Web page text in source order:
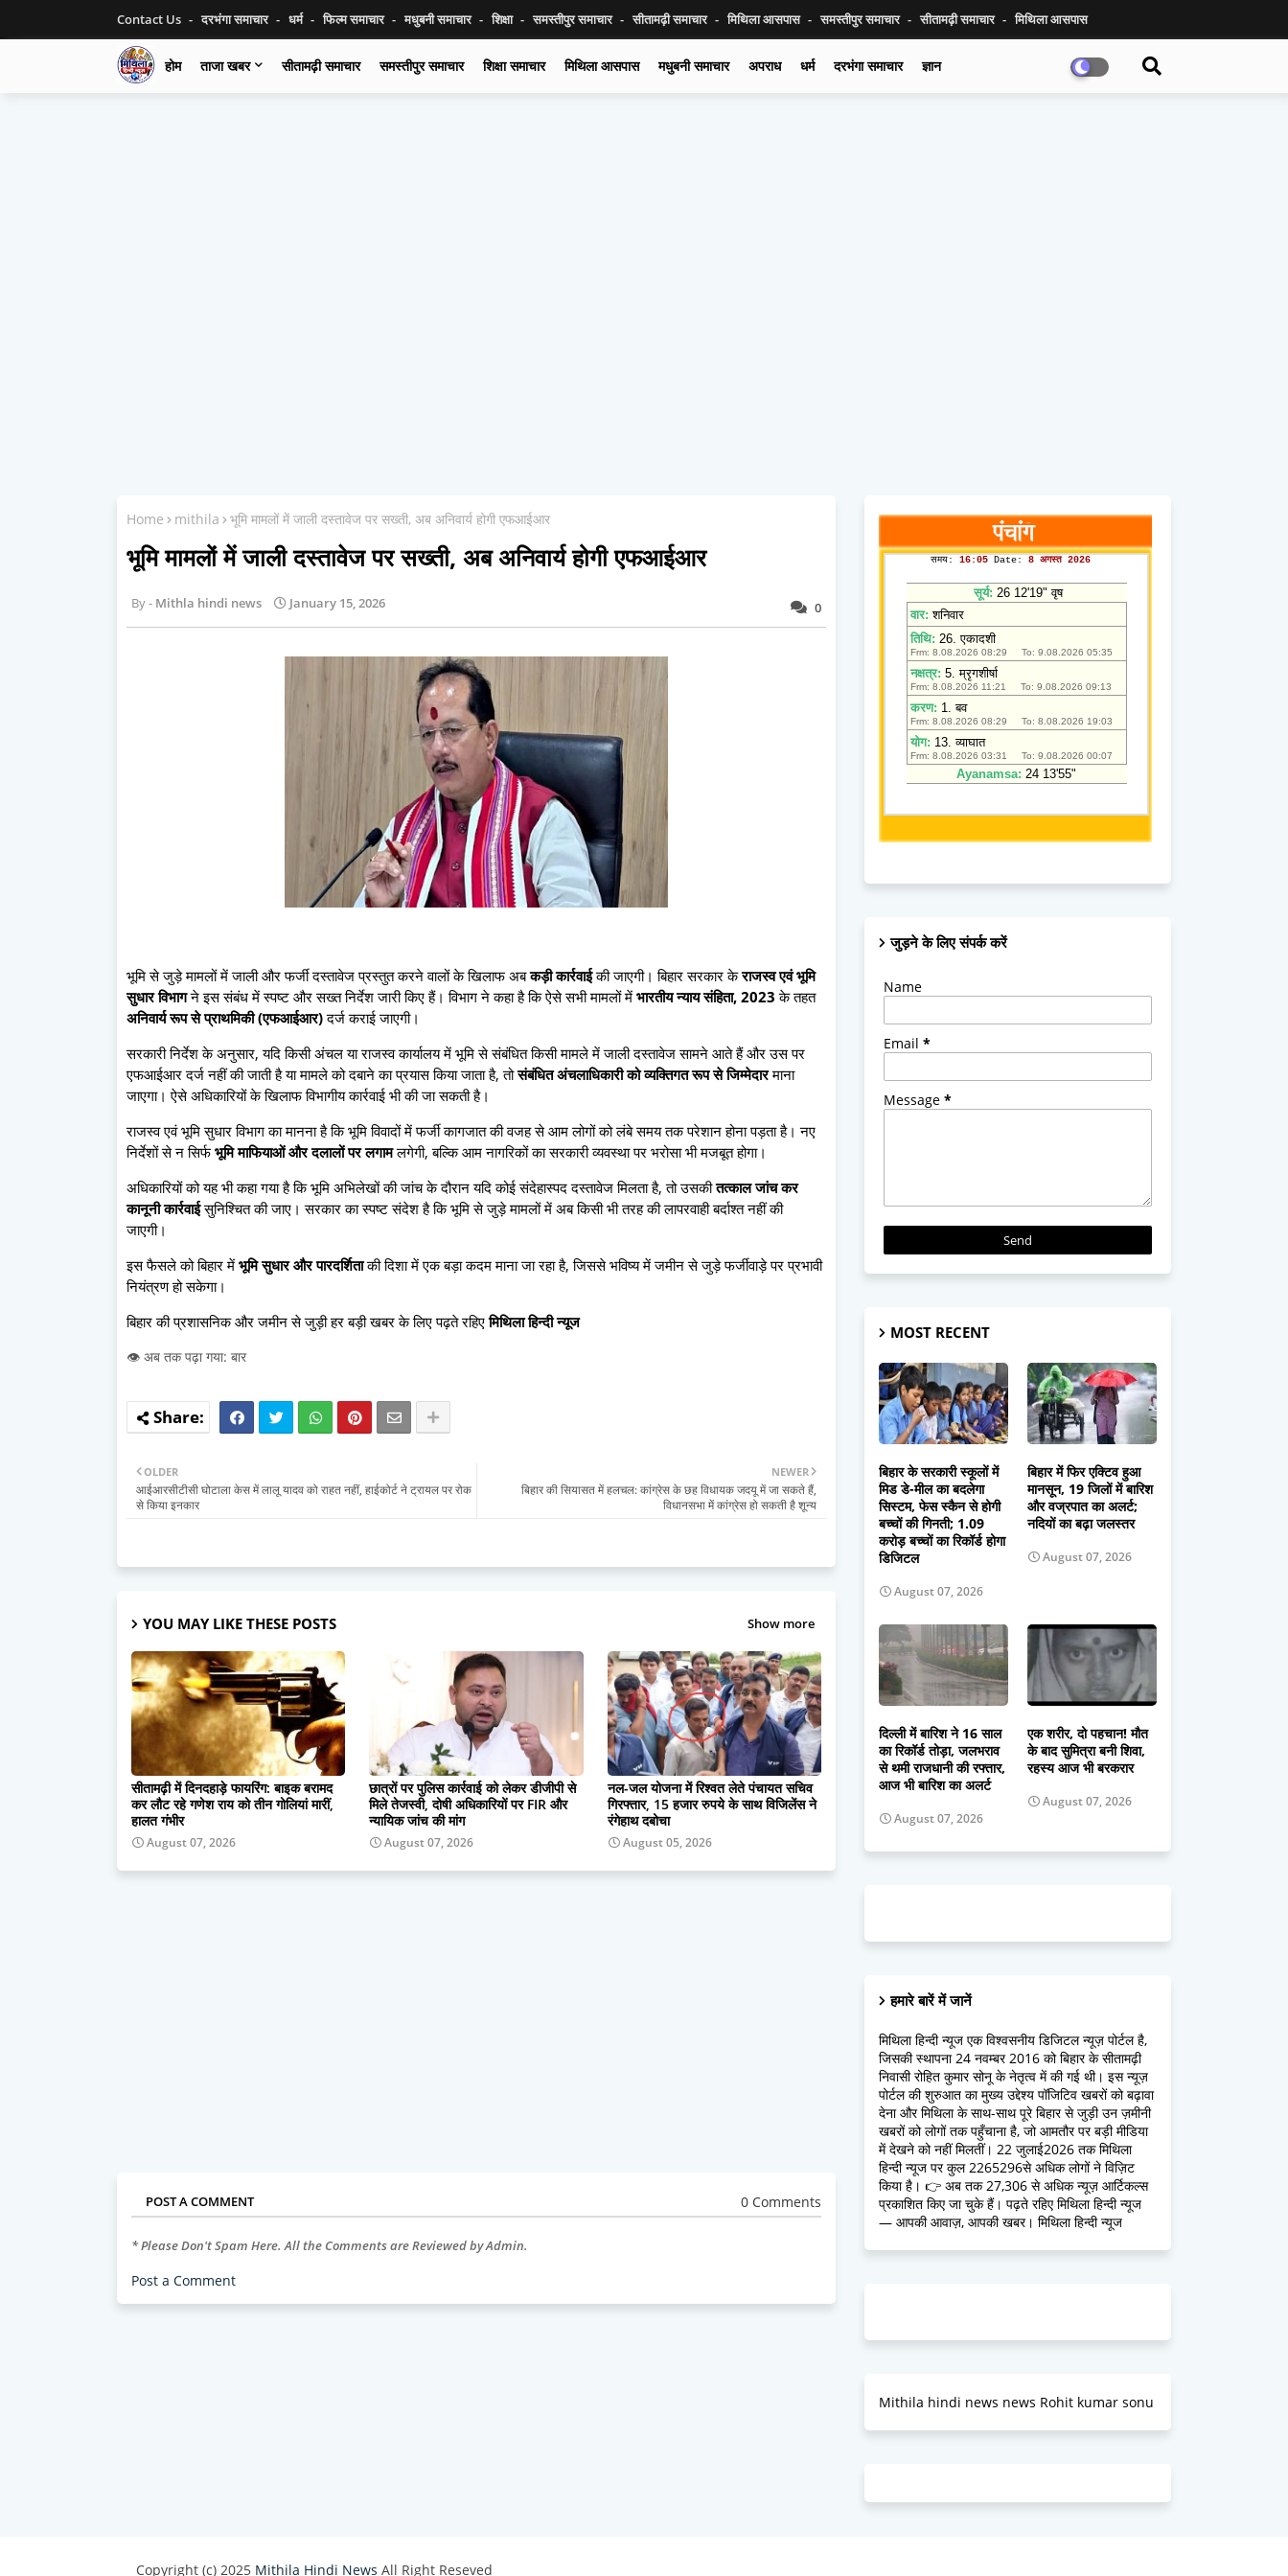
Contact Us दरभंगा समाचार धर्म फिल्म समाचार मधुबनी समाचार शिक्षा समस्तीपुर समाचार सीतामढ़ी समाचार मिथिला आसपास समस्तीपुर समाचार सीतामढ़ी समाचार मिथिला आसपास
होम ताजा खबर सीतामढ़ी समाचार समस्तीपुर समाचार शिक्षा समाचार मिथिला आसपास मधुबनी समाचार अपराध धर्म दरभंगा समाचार ज्ञान
Home mithila भूमि मामलों में जाली दस्तावेज पर सख्ती, अब अनिवार्य होगी एफआईआर
भूमि मामलों में जाली दस्तावेज पर सख्ती, अब अनिवार्य होगी एफआईआर
0
Mithla hindi news January 15, 2026
भूमि से जुड़े मामलों में जाली और फर्जी दस्तावेज प्रस्तुत करने वालों के खिलाफ अबकड़ी कार्रवाईकी जाएगी। बिहार सरकार केराजस्व एवं भूमि
सुधार विभागने इस संबंध में स्पष्ट और सख्त निर्देश जारी किए हैं। विभाग ने कहा है कि ऐसे सभी मामलों में भारतीय न्याय संहिता, 2023 के तहत
अनिवार्य रूप से प्राथमिकी (एफआईआर)दर्ज कराई जाएगी।
सरकारी निर्देश के अनुसार, यदि किसी अंचल या राजस्व कार्यालय में भूमि से संबंधित किसी मामले में जाली दस्तावेज सामने आते हैं और उस पर
एफआईआर दर्ज नहीं की जाती है या मामले को दबाने का प्रयास किया जाता है, तोसंबंधित अंचलाधिकारी को व्यक्तिगत रूप से जिम्मेदारमाना
जाएगा। ऐसे अधिकारियों के खिलाफ विभागीय कार्रवाई भी की जा सकती है।
राजस्व एवं भूमि सुधार विभाग का मानना है कि भूमि विवादों में फर्जी कागजात की वजह से आम लोगों को लंबे समय तक परेशान होना पड़ता है। नए
निर्देशों से न सिर्फभूमि माफियाओं और दलालों पर लगामलगेगी, बल्कि आम नागरिकों का सरकारी व्यवस्था पर भरोसा भी मजबूत होगा।
अधिकारियों को यह भी कहा गया है कि भूमि अभिलेखों की जांच के दौरान यदि कोई संदेहास्पद दस्तावेज मिलता है, तो उसकीतत्काल जांच कर
कानूनी कार्रवाईसुनिश्चित की जाए। सरकार का स्पष्ट संदेश है कि भूमि से जुड़े मामलों में अब किसी भी तरह की लापरवाही बर्दाश्त नहीं की
जाएगी।
इस फैसले को बिहार में भूमि सुधार और पारदर्शिताकी दिशा में एक बड़ा कदम माना जा रहा है, जिससे भविष्य में जमीन से जुड़े फर्जीवाड़े पर प्रभावी
नियंत्रण हो सकेगा।
बिहार की प्रशासनिक और जमीन से जुड़ी हर बड़ी खबर के लिए पढ़ते रहिएमिथिला हिन्दी न्यूज
👁️ अब तक पढ़ा गया: बार
NEWER
बिहार की सियासत में हलचल: कांग्रेस के छह विधायक जदयू में जा सकते हैं,
विधानसभा में कांग्रेस हो सकती है शून्य
OLDER
आईआरसीटीसी घोटाला केस में लालू यादव को राहत नहीं, हाईकोर्ट ने ट्रायल पर रोक
से किया इनकार
YOU MAY LIKE THESE POSTS Show more
सीतामढ़ी में दिनदहाड़े फायरिंग: बाइक बरामद
कर लौट रहे गणेश राय को तीन गोलियां मारीं,
हालत गंभीर
August 07, 2026
छात्रों पर पुलिस कार्रवाई को लेकर डीजीपी से
मिले तेजस्वी, दोषी अधिकारियों पर FIR और
न्यायिक जांच की मांग
August 07, 2026
नल-जल योजना में रिश्वत लेते पंचायत सचिव
गिरफ्तार, 15 हजार रुपये के साथ विजिलेंस ने
रंगेहाथ दबोचा
August 05, 2026
POST A COMMENT 0 Comments
* Please Don't Spam Here. All the Comments are Reviewed by Admin.
Post a Comment
जुड़ने के लिए संपर्क करें
Name
Email *
Message *
MOST RECENT
बिहार के सरकारी स्कूलों में
मिड डे-मील का बदलेगा
सिस्टम, फेस स्कैन से होगी
बच्चों की गिनती; 1.09
करोड़ बच्चों का रिकॉर्ड होगा
डिजिटल
August 07, 2026
बिहार में फिर एक्टिव हुआ
मानसून, 19 जिलों में बारिश
और वज्रपात का अलर्ट;
नदियों का बढ़ा जलस्तर
August 07, 2026
दिल्ली में बारिश ने 16 साल
का रिकॉर्ड तोड़ा, जलभराव
से थमी राजधानी की रफ्तार,
आज भी बारिश का अलर्ट
August 07, 2026
एक शरीर, दो पहचान! मौत
के बाद सुमित्रा बनी शिवा,
रहस्य आज भी बरकरार
August 07, 2026
हमारे बारें में जानें
मिथिला हिन्दी न्यूज एक विश्वसनीय डिजिटल न्यूज़ पोर्टल है,
जिसकी स्थापना 24 नवम्बर 2016 को बिहार के सीतामढ़ी
निवासी रोहित कुमार सोनू के नेतृत्व में की गई थी। इस न्यूज़
पोर्टल की शुरुआत का मुख्य उद्देश्य पॉजिटिव खबरों को बढ़ावा
देना और मिथिला के साथ-साथ पूरे बिहार से जुड़ी उन ज़मीनी
खबरों को लोगों तक पहुँचाना है, जो आमतौर पर बड़ी मीडिया
में देखने को नहीं मिलतीं। 22 जुलाई2026 तक मिथिला
हिन्दी न्यूज पर कुल 2265296से अधिक लोगों ने विज़िट
किया है। 👉 अब तक 27,306 से अधिक न्यूज़ आर्टिकल्स
प्रकाशित किए जा चुके हैं। पढ़ते रहिए मिथिला हिन्दी न्यूज
— आपकी आवाज़, आपकी खबर। मिथिला हिन्दी न्यूज
Mithila hindi news news Rohit kumar sonu
Copyright (c) 2025 Mithila Hindi News All Right Reseved